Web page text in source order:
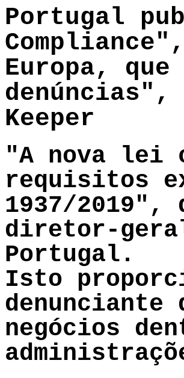
Portugal
Europa,
denúncias",
Keeper
"A nova lei
requisitos
1937/2019",
diretor-
Portugal.
Isto
negócios